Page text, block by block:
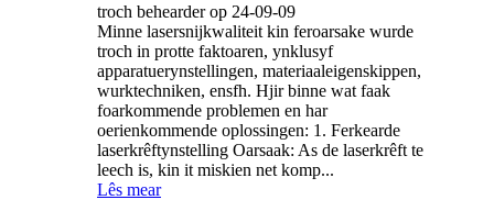
troch behearder op 24-09-09
Minne lasersnijkwaliteit kin feroarsake wurde
troch in protte faktoaren, ynklusyf
apparatuerynstellingen, materiaaleigenskippen,
wurktechniken, ensfh. Hjir binne wat faak
foarkommende problemen en har
oerienkommende oplossingen: 1. Ferkearde
laserkrêftynstelling Oarsaak: As de laserkrêft te
leech is, kin it miskien net komp...
Lês mear